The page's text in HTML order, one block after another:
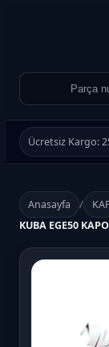
Ücretsiz Kargo:
Ürün Ara
Anasayfa /
KUBA EGE50